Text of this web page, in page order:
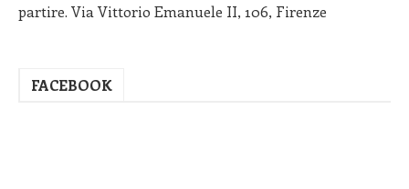
partire. Via Vittorio Emanuele II, 106, Firenze
FACEBOOK